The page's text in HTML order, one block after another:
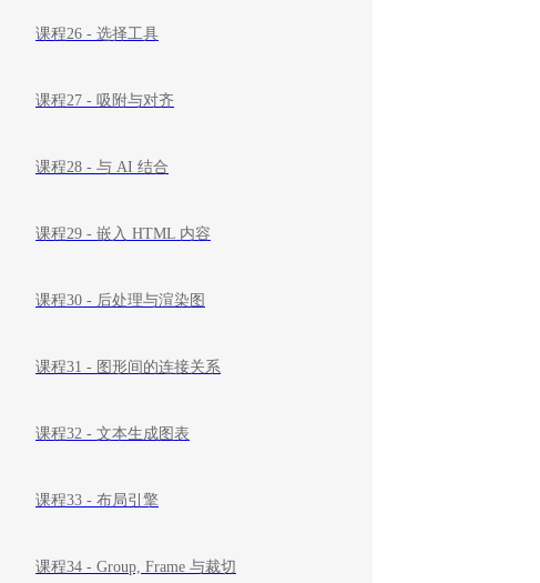
课程26 - 选择工具
课程27 - 吸附与对齐
课程28 - 与 AI 结合
课程29 - 嵌入 HTML 内容
课程30 - 后处理与渲染图
课程31 - 图形间的连接关系
课程32 - 文本生成图表
课程33 - 布局引擎
课程34 - Group, Frame 与裁切